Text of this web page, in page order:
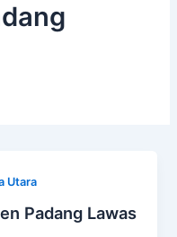
Utara
Padang Lawas